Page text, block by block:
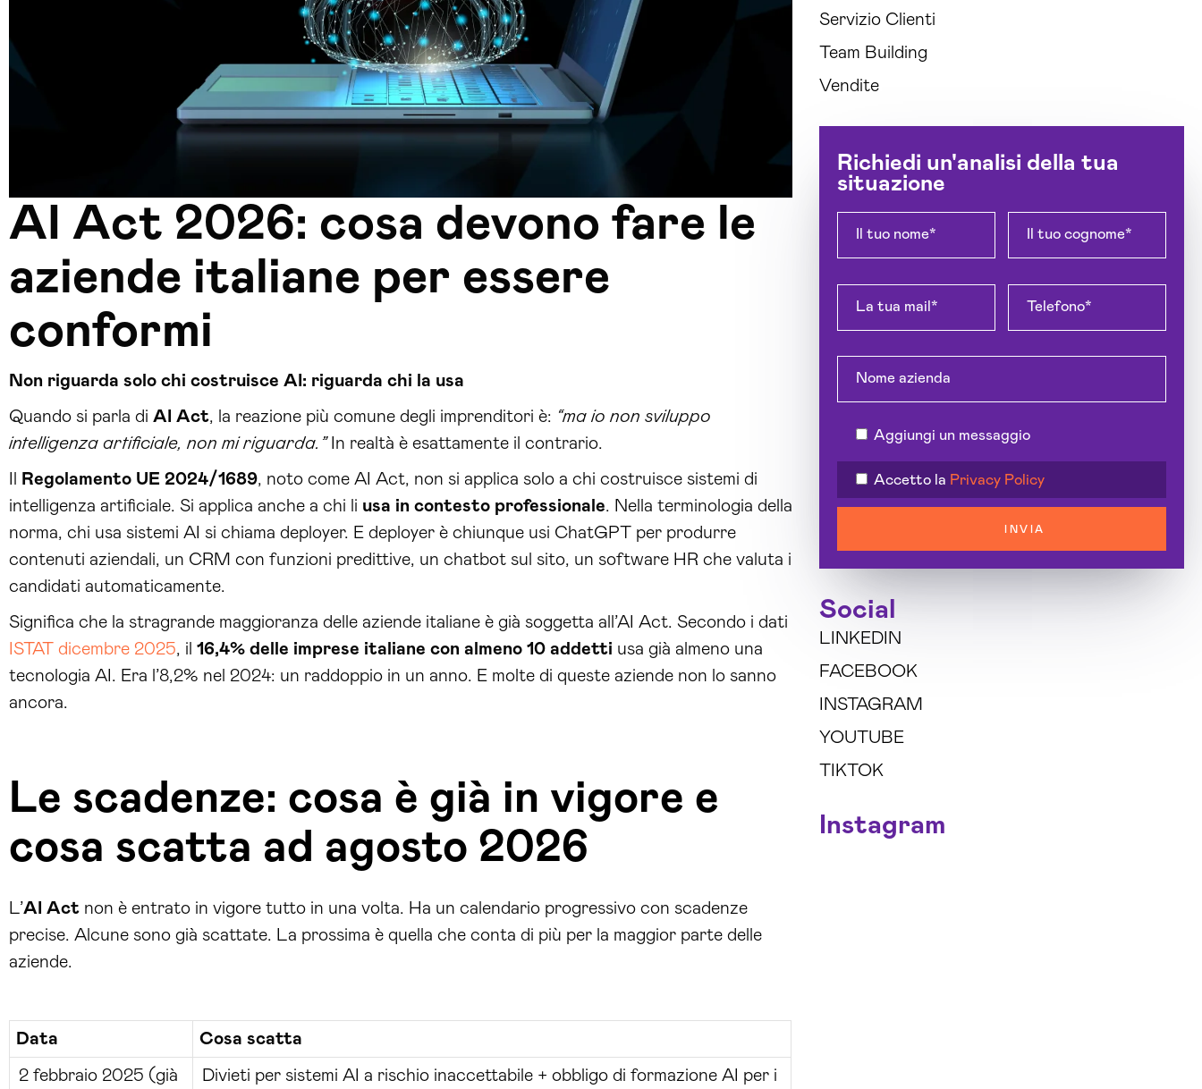
AI Act 2026: cosa devono fare le
aziende italiane per essere
conformi
Non riguarda solo chi costruisce AI: riguarda chi la usa
Quando si parla di AI Act, la reazione più comune degli imprenditori è: “ma io non sviluppo
intelligenza artificiale, non mi riguarda.”In realtà è esattamente il contrario.
Regolamento UE 2024/1689, noto come AI Act, non si applica solo a chi costruisce sistemi di
intelligenza artificiale. Si applica anche a chi li usa in contesto professionale. Nella terminologia della
norma, chi usa sistemi AI si chiama deployer. E deployer è chiunque usi ChatGPT per produrre
contenuti aziendali, un CRM con funzioni predittive, un chatbot sul sito, un software HR che valuta i
candidati automaticamente.
Significa che la stragrande maggioranza delle aziende italiane è già soggetta all’AI Act. Secondo i dati
ISTAT dicembre 2025, il 16,4% delle imprese italiane con almeno 10 addetti usa già almeno una
tecnologia AI. Era l’8,2% nel 2024: un raddoppio in un anno. E molte di queste aziende non lo sanno
ancora.
Le scadenze: cosa è già in vigore e
cosa scatta ad agosto 2026
L’AI Act non è entrato in vigore tutto in una volta. Ha un calendario progressivo con scadenze
precise. Alcune sono già scattate. La prossima è quella che conta di più per la maggior parte delle
aziende.
Data Cosa scatta
2 febbraio 2025 (già
Divieti per sistemi AI a rischio inaccettabile + obbligo di formazione AI per i
Servizio Clienti
Team Building
Vendite
Richiedi un'analisi della tua
situazione
Aggiungi un messaggio
Accetto la Privacy Policy
INVIA
Social
LINKEDIN
FACEBOOK
INSTAGRAM
YOUTUBE
TIKTOK
Instagram